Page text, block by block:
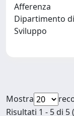
Afferenza
Dipartimento
Sviluppo
Mostra
Risultati 1 - 5 di